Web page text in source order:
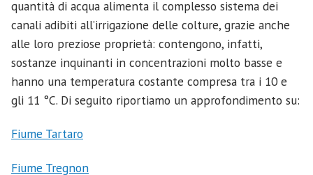
quantità di acqua alimenta il complesso sistema dei
canali adibiti all’irrigazione delle colture, grazie anche
alle loro preziose proprietà: contengono, infatti,
sostanze inquinanti in concentrazioni molto basse e
hanno una temperatura costante compresa tra i 10 e
gli 11 °C. Di seguito riportiamo un approfondimento su:
Fiume Tartaro
Fiume Tregnon